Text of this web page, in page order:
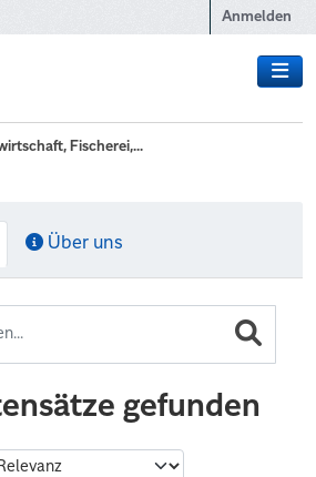
Anmelden
Fischerei,...
Über uns
gefunden